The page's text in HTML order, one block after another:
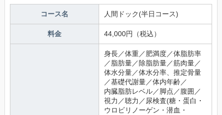
コース名 人間ドック(半日コース)
料金 44,000円（税込）
身長／体重／肥満度／体脂肪率
／脂肪量／除脂肪量／筋肉量／
体水分量／体水分率、推定骨量
／基礎代謝量／体内年齢／
内臓脂肪レベル／脚点／腹囲／
視力／聴力／尿検査(糖・蛋白・
ウロビリノーゲン・潜血・